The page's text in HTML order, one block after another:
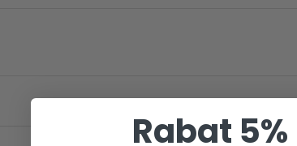
Rabat 5%